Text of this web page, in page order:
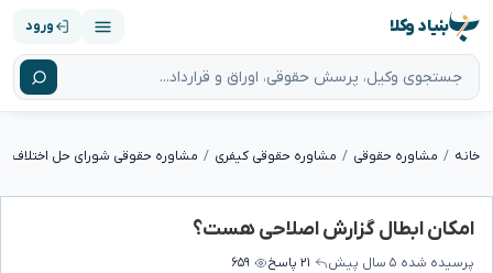
بنیاد وکلا ورود
خانه مشاوره حقوقی مشاوره حقوقی کیفری مشاوره حقوقی شورای حل اختلاف
امکان ابطال گزارش اصلاحی هست؟
پرسیده شده ۵ سال پیش ۲۱ پاسخ ۶۵۹